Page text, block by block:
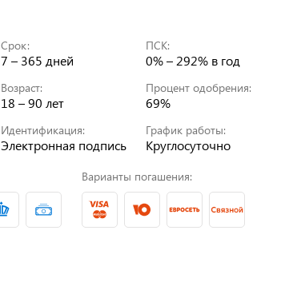
Срок:
7 – 365 дней
ПСК:
0% – 292% в год
Возраст:
18 – 90 лет
Процент одобрения:
69%
Идентификация:
Электронная подпись
График работы:
Круглосуточно
Варианты погашения: